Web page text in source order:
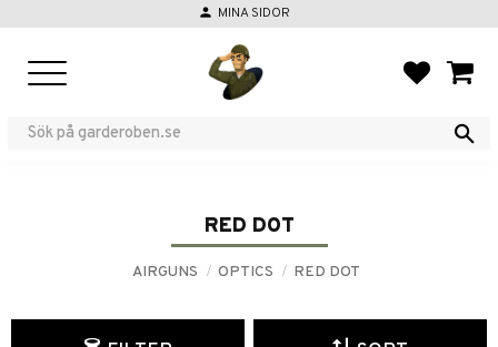
person MINA SIDOR
RED DOT
AIRGUNS OPTICS RED DOT